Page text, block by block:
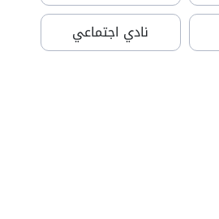
نادي اجتماعي